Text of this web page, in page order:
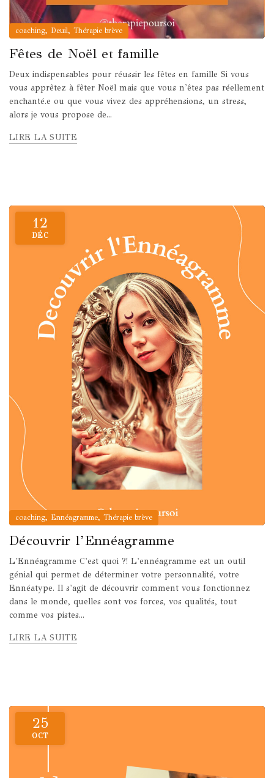
coaching, Deuil, Thérapie brève
Fêtes de Noël et famille
Deux indispensables pour réussir les fêtes en famille Si vous
vous apprêtez à fêter Noël mais que vous n'êtes pas réellement
enchanté.e ou que vous vivez des appréhensions, un stress,
alors je vous propose de...
LIRE LA SUITE
12
DÉC
coaching, Ennéagramme, Thérapie brève
Découvrir l’Ennéagramme
L'Ennéagramme C'est quoi ?! L'ennéagramme est un outil
génial qui permet de déterminer votre personnalité, votre
Ennéatype. Il s'agit de découvrir comment vous fonctionnez
dans le monde, quelles sont vos forces, vos qualités, tout
comme vos pistes...
LIRE LA SUITE
25
OCT